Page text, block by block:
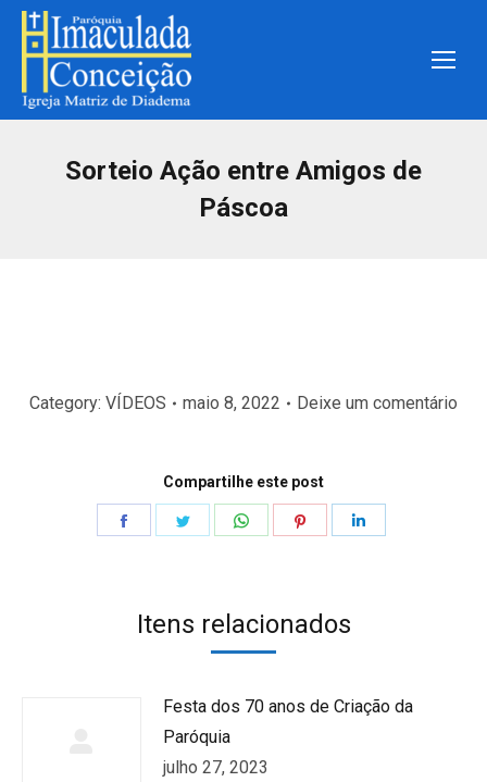
Sorteio Ação entre Amigos de
Páscoa
Category: VÍDEOS maio 8, 2022 Deixe um comentário
Compartilhe este post
Itens relacionados
Festa dos 70 anos de Criação da
Paróquia
julho 27, 2023